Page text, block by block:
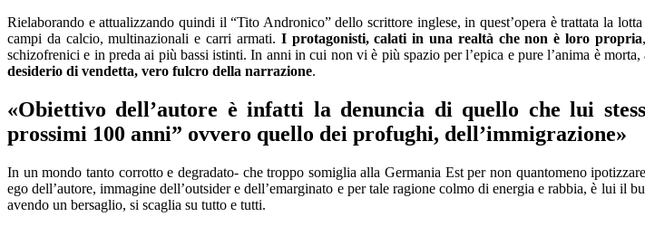
Rielaborando e attualizzando quindi il “Tito Andronico” dello scrittore inglese,in quest’opera è trattata la
campi da calcio, multinazionali e carri armati. I protagonisti, calati in una realtà che non è loro propria,
schizofrenici e in preda ai più bassi istinti.In anni in cui non vi è più spazio per l’epica e pure l’anima è morta,
desiderio di vendetta, vero fulcro della narrazione.
«Obiettivo dell’autore è infatti la denuncia di quello che lui
prossimi 100 anni” ovvero quello dei profughi, dell’immigrazione»
In un mondo tanto corrotto e degradato- che troppo somiglia alla Germania Est per non quantomeno
ego dell’autore, immagine dell’outsider e dell’emarginato e pertale ragione colmo di energia e rabbia, è lui il
avendo un bersaglio, si scaglia su tutto e tutti.